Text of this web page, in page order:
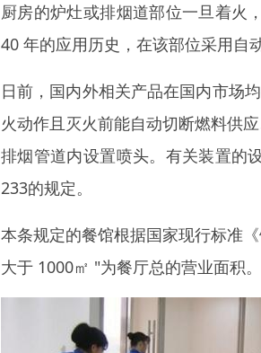
厨房的炉灶或排烟道部位一旦着火
40 年的应用历史，在该部位采用自
日前，国内外相关产品在国内市场
火动作且灭火前能自动切断燃料供
排烟管道内设置喷头。有关装置的
233的规定。
本条规定的餐馆根据国家现行标准
大于 1000㎡ "为餐厅总的营业面积。